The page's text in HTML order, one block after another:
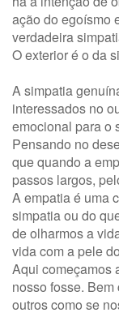
ação do egoísmo
verdadeira
O exterior é o da
A simpatia
interessados no
emocional para o
Pensando no
que quando a
passos largos,
A empatia é uma
simpatia ou do
de olharmos a
vida com a pele
Aqui começamos
nosso fosse.
outros como se